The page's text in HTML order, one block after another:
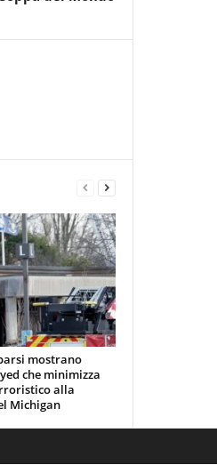
mostrano
che minimizza
alla
Michigan